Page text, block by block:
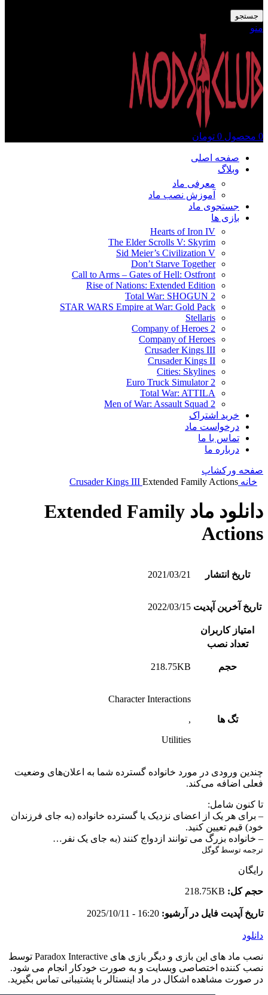
جستجو
منو
0 محصول 0 تومان
صفحه اصلی
وبلاگ
معرفی ماد
آموزش نصب ماد
جستجوی ماد
بازی ها
Hearts of Iron IV
The Elder Scrolls V: Skyrim
Sid Meier’s Civilization V
Don’t Starve Together
Call to Arms – Gates of Hell: Ostfront
Rise of Nations: Extended Edition
Total War: SHOGUN 2
STAR WARS Empire at War: Gold Pack
Stellaris
Company of Heroes 2
Company of Heroes
Crusader Kings III
Crusader Kings II
Cities: Skylines
Euro Truck Simulator 2
Total War: ATTILA
Men of War: Assault Squad 2
خرید اشتراک
درخواست ماد
تماس با ما
درباره ما
صفحه ورکشاپ
خانه
Crusader Kings III Extended Family Actions
دانلود ماد Extended Family
Actions
تاریخ انتشار 2021/03/21
تاریخ آخرین آپدیت 2022/03/15
امتیاز کاربران
تعداد نصب
حجم 218.75KB
تگ ها
Character Interactions
,
Utilities
چندین ورودی در مورد خانواده گسترده شما به اعلان‌های وضعیت
فعلی اضافه می‌کند.
تا کنون شامل:
– برای هر یک از اعضای نزدیک یا گسترده خانواده (به جای فرزندان
خود) قیم تعیین کنید.
– خانواده بزرگ می توانند ازدواج کنند (به جای یک نفر…
ترجمه توسط گوگل
رایگان
حجم کل: 218.75KB
تاریخ آپدیت فایل در آرشیو: 16:20 - 2025/10/11
دانلود
نصب ماد های این بازی و دیگر بازی های Paradox Interactive توسط
نصب کننده اختصاصی وبسایت و به صورت خودکار انجام می شود.
در صورت مشاهده اشکال در ماد اینستالر با پشتیبانی تماس بگیرید.